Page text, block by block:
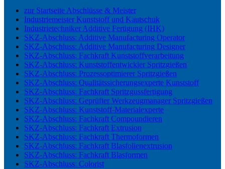
zur Startseite Abschlüsse & Meister
Industriemeister Kunststoff und Kautschuk
Industrietechniker Additive Fertigung (IHK)
SKZ-Abschluss: Additive Manufacturing Operator
SKZ-Abschluss: Additive Manufacturing Designer
SKZ-Abschluss: Fachkraft Kunststoffverarbeitung
SKZ-Abschluss: Kunststoffentwickler Spritzgießen
SKZ-Abschluss: Prozessoptimierer Spritzgießen
SKZ-Abschluss: Qualitätssicherungsexperte Kunststoff
SKZ-Abschluss: Fachkraft Spritzgussfertigung
SKZ-Abschluss: Geprüfter Werkzeugmanager Spritzgießen
SKZ-Abschluss: Kunststoff-Materialexperte
SKZ-Abschluss: Fachkraft Compoundieren
SKZ-Abschluss: Fachkraft Extrusion
SKZ-Abschluss: Fachkraft Thermoformen
SKZ-Abschluss: Fachkraft Blasfolienextrusion
SKZ-Abschluss: Fachkraft Blasformen
SKZ-Abschluss: Colorist